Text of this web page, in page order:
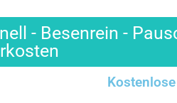
- Besenrein -